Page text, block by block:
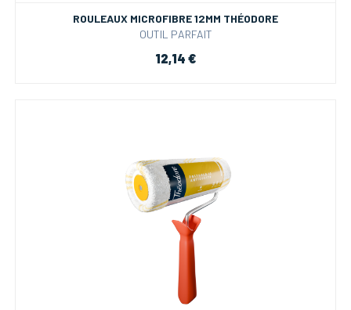
ROULEAUX MICROFIBRE 12MM THÉODORE
OUTIL PARFAIT
12,14 €